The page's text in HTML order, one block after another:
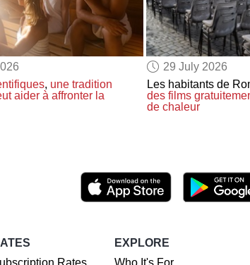
, une tradition
aider à affronter la
29 July 2026
Les habitants de
des films
de chaleur
EXPLORE